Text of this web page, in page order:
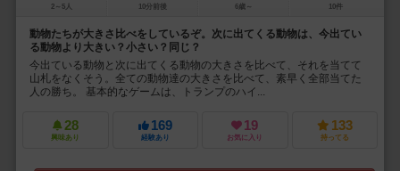
2～5人 10分前後 6歳～ 10件
動物たちが大きさ比べをしているぞ。次に出てくる動物は、今出てい
る動物より大きい？小さい？同じ？
今出ている動物と次に出てくる動物の大きさを比べて、それを当てて
山札をなくそう。全ての動物達の大きさを比べて、素早く全部当てた
人の勝ち。 基本的なゲームは、トランプのハイ...
28
興味あり
169
経験あり
19
お気に入り
133
持ってる